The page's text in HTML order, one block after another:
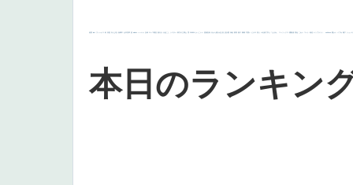
画質 last ヴィーナス 剣 白人少女 食事中 山本芳翠 麦 alciato ハーレム 女神 ローマ教皇 奥行き 火起こし シスター 東方の三博士 114514 かっこいい 受胎告知 天から覗き込む顔 設計図 挿絵 群衆 親子 裸婦 可愛い ピサロ ＃名画で学ぶ「たるみ」 ニーソックス 躍動感 黄色 こわい コート 畦道 レンブラント・ sekkusu 暖かい バブみ 靴下 ショッ
本日のランキン